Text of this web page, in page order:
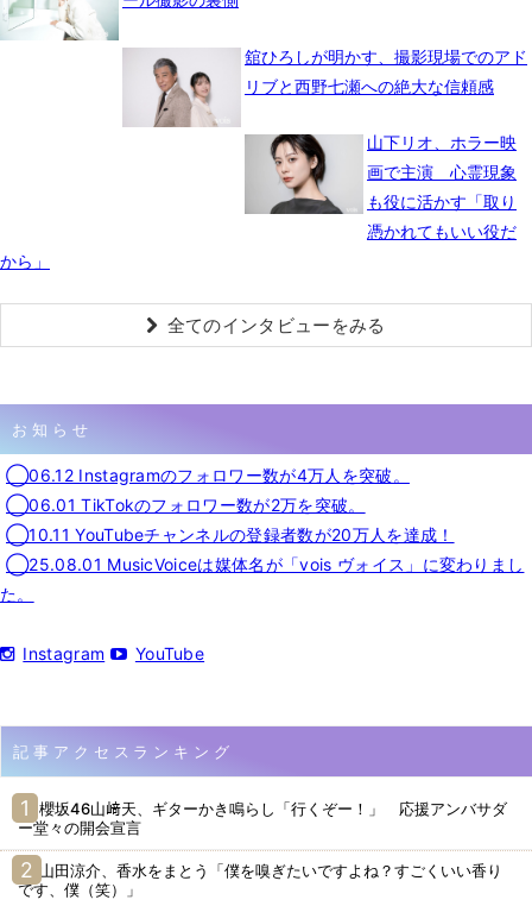
舘ひろしが明かす、撮影現場でのアド
リブと西野七瀬への絶大な信頼感
山下リオ、ホラー映
画で主演 心霊現象
も役に活かす「取り
憑かれてもいい役だ
から」
全てのインタビューをみる
お知らせ
◯06.12 Instagramのフォロワー数が4万人を突破。
◯06.01 TikTokのフォロワー数が2万を突破。
◯10.11 YouTubeチャンネルの登録者数が20万人を達成！
◯25.08.01 MusicVoiceは媒体名が「vois ヴォイス」に変わりまし
た。
Instagram YouTube
記事アクセスランキング
櫻坂46山﨑天、ギターかき鳴らし「行くぞー！」 応援アンバサダ
ー堂々の開会宣言
山田涼介、香水をまとう「僕を嗅ぎたいですよね？すごくいい香り
です、僕（笑）」